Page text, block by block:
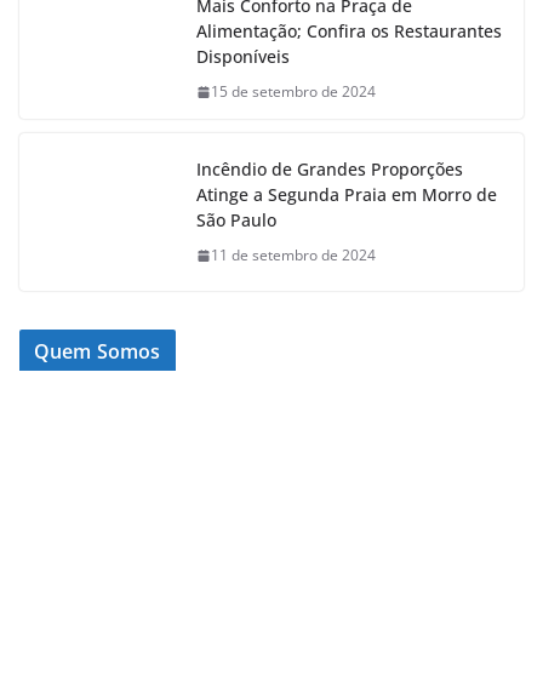
Mais Conforto na Praça de
Alimentação; Confira os Restaurantes
Disponíveis
15 de setembro de 2024
Incêndio de Grandes Proporções
Atinge a Segunda Praia em Morro de
São Paulo
11 de setembro de 2024
Quem Somos